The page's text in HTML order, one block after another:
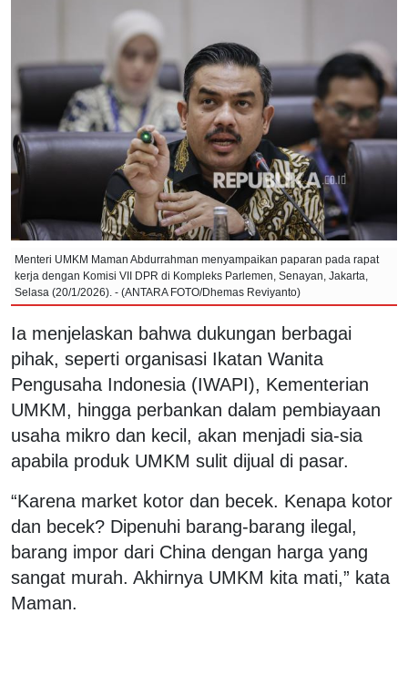
Menteri UMKM Maman Abdurrahman menyampaikan paparan pada rapat
kerja dengan Komisi VII DPR di Kompleks Parlemen, Senayan, Jakarta,
Selasa (20/1/2026). - (ANTARA FOTO/Dhemas Reviyanto)
Ia menjelaskan bahwa dukungan berbagai
pihak, seperti organisasi Ikatan Wanita
Pengusaha Indonesia (IWAPI), Kementerian
UMKM, hingga perbankan dalam pembiayaan
usaha mikro dan kecil, akan menjadi sia-sia
apabila produk UMKM sulit dijual di pasar.
“Karena market kotor dan becek. Kenapa kotor
dan becek? Dipenuhi barang-barang ilegal,
barang impor dari China dengan harga yang
sangat murah. Akhirnya UMKM kita mati,” kata
Maman.